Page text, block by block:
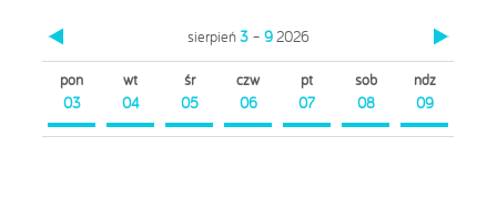
sierpień3– 92026
pon
03
wt
04
śr
05
czw
06
pt
07
sob
08
ndz
09